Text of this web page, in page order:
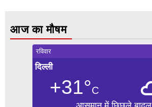
आज का मौषम
रविवार
दिल्ली
+31°C